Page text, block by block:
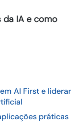
da IA e como
AI First e liderar
práticas